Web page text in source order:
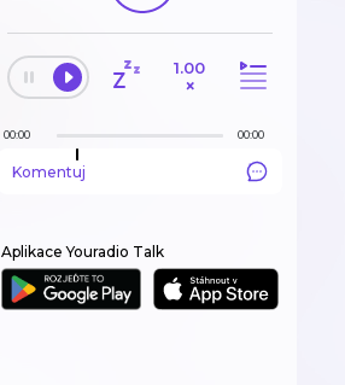
1.00
×
00:00 00:00
Komentuj
Aplikace Youradio Talk